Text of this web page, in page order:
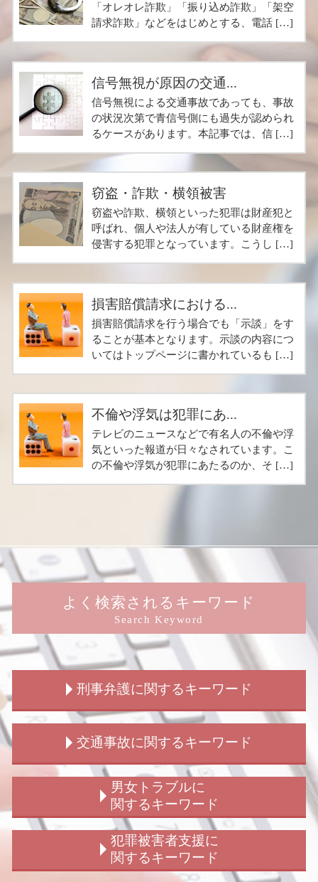
「オレオレ詐欺」「振り込め詐欺」「架空
請求詐欺」などをはじめとする、電話 […]
信号無視が原因の交通...
信号無視による交通事故であっても、事故
の状況次第で青信号側にも過失が認められ
るケースがあります。本記事では、信 […]
窃盗・詐欺・横領被害
窃盗や詐欺、横領といった犯罪は財産犯と
呼ばれ、個人や法人が有している財産権を
侵害する犯罪となっています。こうし […]
損害賠償請求における...
損害賠償請求を行う場合でも「示談」をす
ることが基本となります。示談の内容につ
いてはトップページに書かれているも […]
不倫や浮気は犯罪にあ...
テレビのニュースなどで有名人の不倫や浮
気といった報道が日々なされています。こ
の不倫や浮気が犯罪にあたるのか、そ […]
よく検索されるキーワード
Search Keyword
刑事弁護に関するキーワード
刑事事件 流れ
刑事事件 慰謝料請求
恐喝罪 構成要件
放火罪 種類
刑事事件 告訴
拘禁刑 わかりやすく
刑事事件 弁護士
刑事事件 示談 弁護士
交通事故に関するキーワード
交通事故 解決策
交通事故 裁判 請求
交通事故 請求 流れ
交通事故 示談交渉 弁護士 期間
交通事故 刑事処分 流れ
交通事故慰謝料 弁護士
男女トラブルに
関するキーワード
結婚詐欺 慰謝料
ストーカー被害 賠償
結婚詐欺 訴える
犯罪被害者支援に
関するキーワード